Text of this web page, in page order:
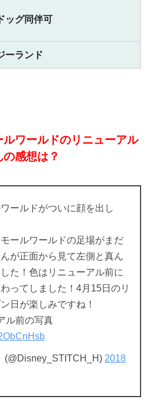
ッグ同伴可
ーランド
ワールドのリニューアル
感想は？
ールドがついに顔を出し
ールワールドの足場がまだ
が正面から見て左側と真ん
た！色はリニューアル前に
ってしました！4月15日のリ
日が楽しみですね！
ル前の写真
2018